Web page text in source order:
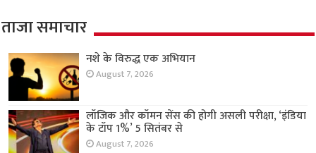
ताजा समाचार
नशे के विरुद्ध एक अभियान
August 7, 2026
लॉजिक और कॉमन सेंस की होगी असली परीक्षा, ‘इंडिया
के टॉप 1%’ 5 सितंबर से
August 7, 2026